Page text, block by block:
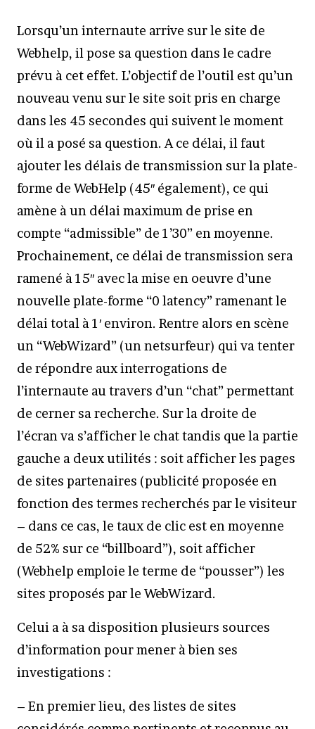
Lorsqu’un internaute arrive sur le site de
Webhelp, il pose sa question dans le cadre
prévu à cet effet. L’objectif de l’outil est qu’un
nouveau venu sur le site soit pris en charge
dans les 45 secondes qui suivent le moment
où il a posé sa question. A ce délai, il faut
ajouter les délais de transmission sur la plate-
forme de WebHelp (45″ également), ce qui
amène à un délai maximum de prise en
compte “admissible” de 1’30” en moyenne.
Prochainement, ce délai de transmission sera
ramené à 15″ avec la mise en oeuvre d’une
nouvelle plate-forme “0 latency” ramenant le
délai total à 1′ environ. Rentre alors en scène
un “WebWizard” (un netsurfeur) qui va tenter
de répondre aux interrogations de
l’internaute au travers d’un “chat” permettant
de cerner sa recherche. Sur la droite de
l’écran va s’afficher le chat tandis que la partie
gauche a deux utilités : soit afficher les pages
de sites partenaires (publicité proposée en
fonction des termes recherchés par le visiteur
– dans ce cas, le taux de clic est en moyenne
de 52% sur ce “billboard”), soit afficher
(Webhelp emploie le terme de “pousser”) les
sites proposés par le WebWizard.
Celui a à sa disposition plusieurs sources
d’information pour mener à bien ses
investigations :
– En premier lieu, des listes de sites